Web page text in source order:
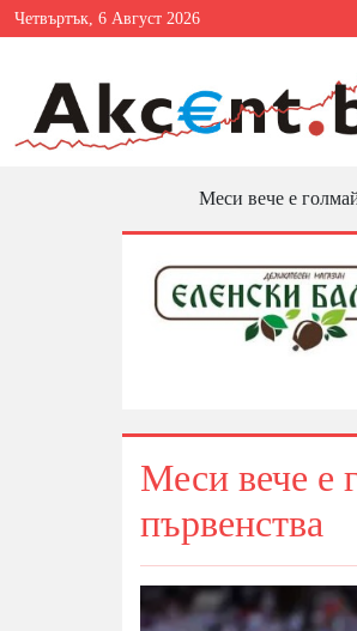
Четвъртък, 6 Август 2026
Меси вече е
Меси вече е
първенства